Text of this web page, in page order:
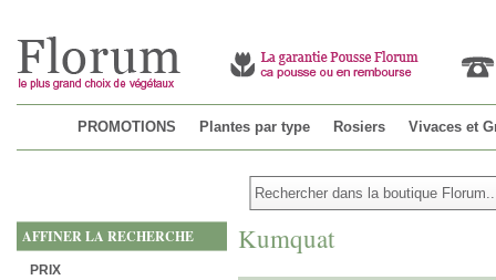
PROMOTIONS Plantes par type Rosiers Vivaces et
AFFINER LA RECHERCHE
PRIX
Kumquat